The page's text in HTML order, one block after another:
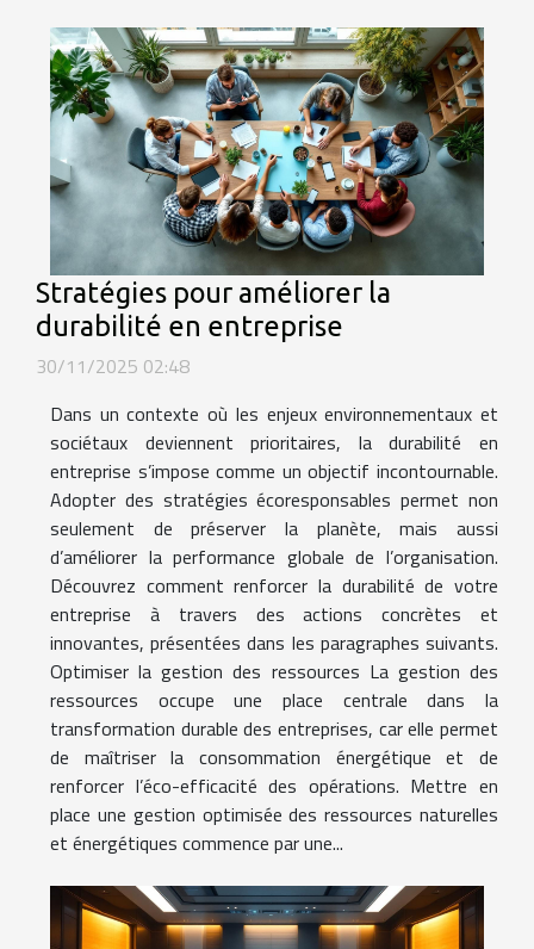
Stratégies pour améliorer la
durabilité en entreprise
30/11/2025 02:48
Dans un contexte où les enjeux environnementaux et
sociétaux deviennent prioritaires, la durabilité en
entreprise s’impose comme un objectif incontournable.
Adopter des stratégies écoresponsables permet non
seulement de préserver la planète, mais aussi
d’améliorer la performance globale de l’organisation.
Découvrez comment renforcer la durabilité de votre
entreprise à travers des actions concrètes et
innovantes, présentées dans les paragraphes suivants.
Optimiser la gestion des ressources La gestion des
ressources occupe une place centrale dans la
transformation durable des entreprises, car elle permet
de maîtriser la consommation énergétique et de
renforcer l’éco-efficacité des opérations. Mettre en
place une gestion optimisée des ressources naturelles
et énergétiques commence par une...